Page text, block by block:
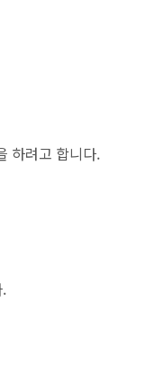
하려고 합니다.